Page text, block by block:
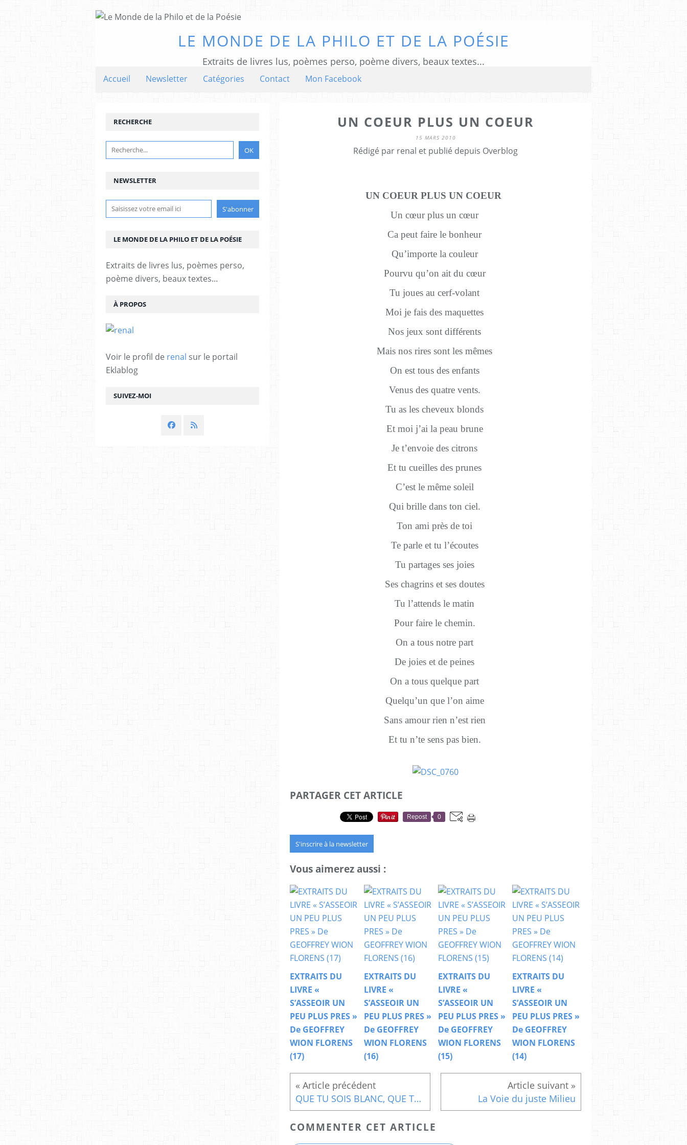
LE MONDE DE LA PHILO ET DE LA POÉSIE
Extraits de livres lus, poèmes perso, poème divers, beaux textes...
Accueil Newsletter Catégories Contact Mon Facebook
UN COEUR PLUS UN COEUR
15 MARS 2010
Rédigé par renal et publié depuis Overblog
UN COEUR PLUS UN COEUR
Un cœur plus un cœur
Ca peut faire le bonheur
Qu’importe la couleur
Pourvu qu’on ait du cœur
Tu joues au cerf-volant
Moi je fais des maquettes
Nos jeux sont différents
Mais nos rires sont les mêmes
On est tous des enfants
Venus des quatre vents.
Tu as les cheveux blonds
Et moi j’ai la peau brune
Je t’envoie des citrons
Et tu cueilles des prunes
C’est le même soleil
Qui brille dans ton ciel.
Ton ami près de toi
Te parle et tu l’écoutes
Tu partages ses joies
Ses chagrins et ses doutes
Tu l’attends le matin
Pour faire le chemin.
On a tous notre part
De joies et de peines
On a tous quelque part
Quelqu’un que l’on aime
Sans amour rien n’est rien
Et tu n’te sens pas bien.
PARTAGER CET ARTICLE
Repost 0
S'inscrire à la newsletter
Vous aimerez aussi :
EXTRAITS DU
LIVRE «
S’ASSEOIR UN
PEU PLUS PRES »
De GEOFFREY
WION FLORENS
(17)
EXTRAITS DU
LIVRE «
S’ASSEOIR UN
PEU PLUS PRES »
De GEOFFREY
WION FLORENS
(16)
EXTRAITS DU
LIVRE «
S’ASSEOIR UN
PEU PLUS PRES »
De GEOFFREY
WION FLORENS
(15)
EXTRAITS DU
LIVRE «
S’ASSEOIR UN
PEU PLUS PRES »
De GEOFFREY
WION FLORENS
(14)
QUE TU SOIS BLANC, QUE TU SOIS NOIR La Voie du juste Milieu
COMMENTER CET ARTICLE
NEWSLETTER
SUIVEZ-MOI
RECHERCHE
LE MONDE DE LA PHILO ET DE LA POÉSIE
Extraits de livres lus, poèmes perso,
poème divers, beaux textes...
À PROPOS
Voir le profil de renal sur le portail
Eklablog